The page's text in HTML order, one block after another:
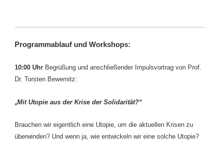
Programmablauf und Workshops:
10:00 Uhr Begrüßung und anschließender Impulsvortrag von Prof.
Dr. Torsten Bewernitz:
„Mit Utopie aus der Krise der Solidarität?“
Brauchen wir eigentlich eine Utopie, um die aktuellen Krisen zu
überwinden? Und wenn ja, wie entwickeln wir eine solche Utopie?